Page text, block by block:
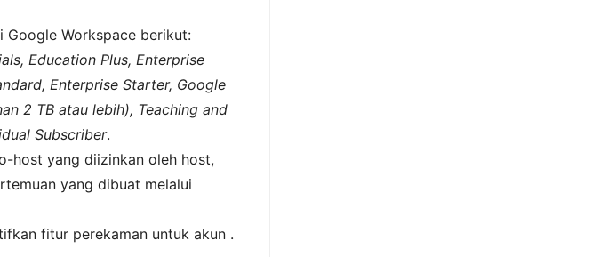
Google Workspace berikut:
Education Plus, Enterprise
Enterprise Starter, Google
2 TB atau lebih), Teaching and
Subscriber.
host yang diizinkan oleh host,
yang dibuat melalui
fitur perekaman untuk akun .